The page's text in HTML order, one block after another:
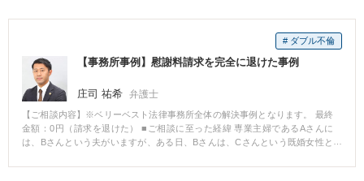
# ダブル不倫
【事務所事例】慰謝料請求を完全に退けた事例
庄司 祐希 弁護士
【ご相談内容】※ベリーベスト法律事務所全体の解決事例となります。 最終
金額：0円（請求を退けた） ■ご相談に至った経緯 専業主婦であるAさんに
は、Bさんという夫がいますが、ある日、Bさんは、Cさんという既婚女性と
00万円の慰謝料請求をしてきました。AさんとBさんは、減額しようとして交